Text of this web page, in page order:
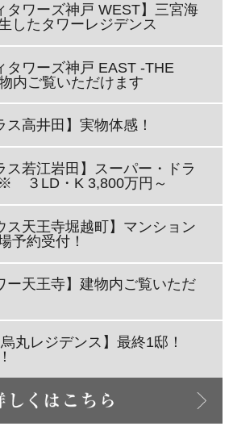
タワーズ神戸 WEST】三宮海
したタワーレジデンス
タワーズ神戸 EAST -THE
内ご覧いただけます
高井田】実物体感！
ス若江岩田】スーパー・ドラ
３LD・K 3,800万円～
ス天王寺堀越町】マンション
予約受付！
ー天王寺】建物内ご覧いただ
丸レジデンス】最終1邸！